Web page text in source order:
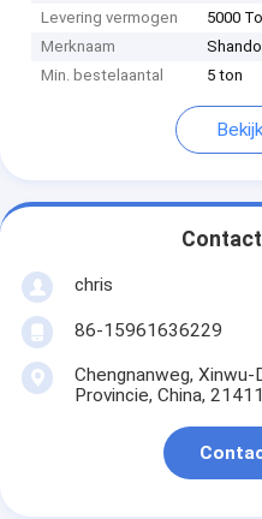
Levering vermogen
5000
Merknaam
Min. bestelaantal
5 ton
chris
86-15961636229
Chengnanweg,
Provincie, China,